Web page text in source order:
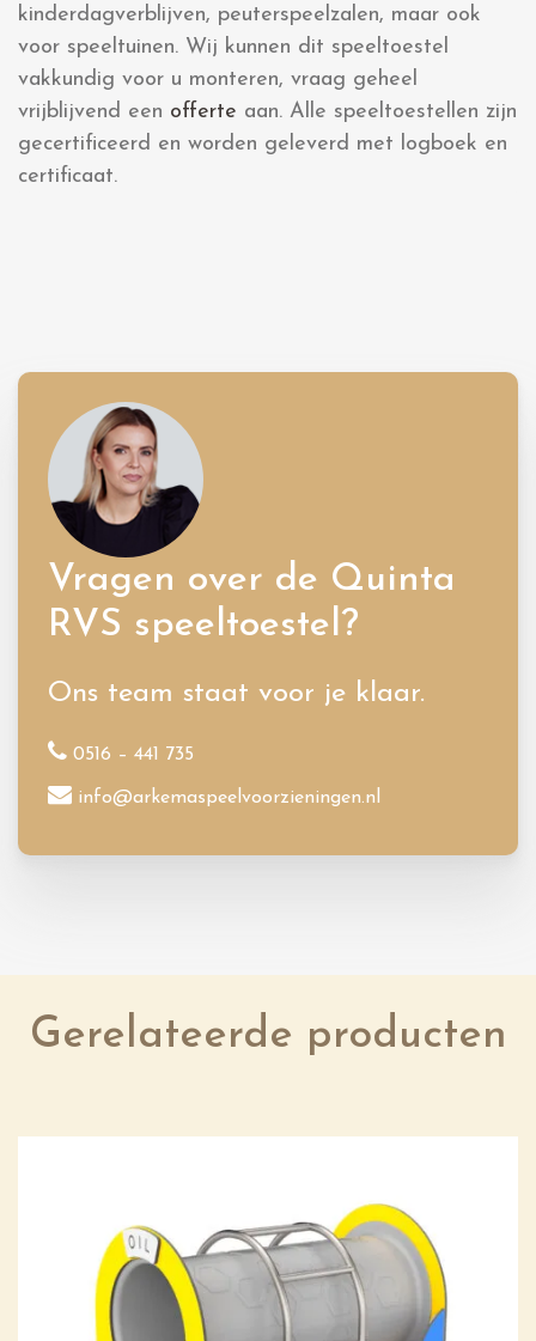
kinderdagverblijven, peuterspeelzalen, maar ook
voor speeltuinen. Wij kunnen dit speeltoestel
vakkundig voor u monteren, vraag geheel
vrijblijvend een offerte aan. Alle speeltoestellen zijn
gecertificeerd en worden geleverd met logboek en
certificaat.
Vragen over de Quinta
RVS speeltoestel?
Ons team staat voor je klaar.
0516 – 441 735
info@arkemaspeelvoorzieningen.nl
Gerelateerde producten